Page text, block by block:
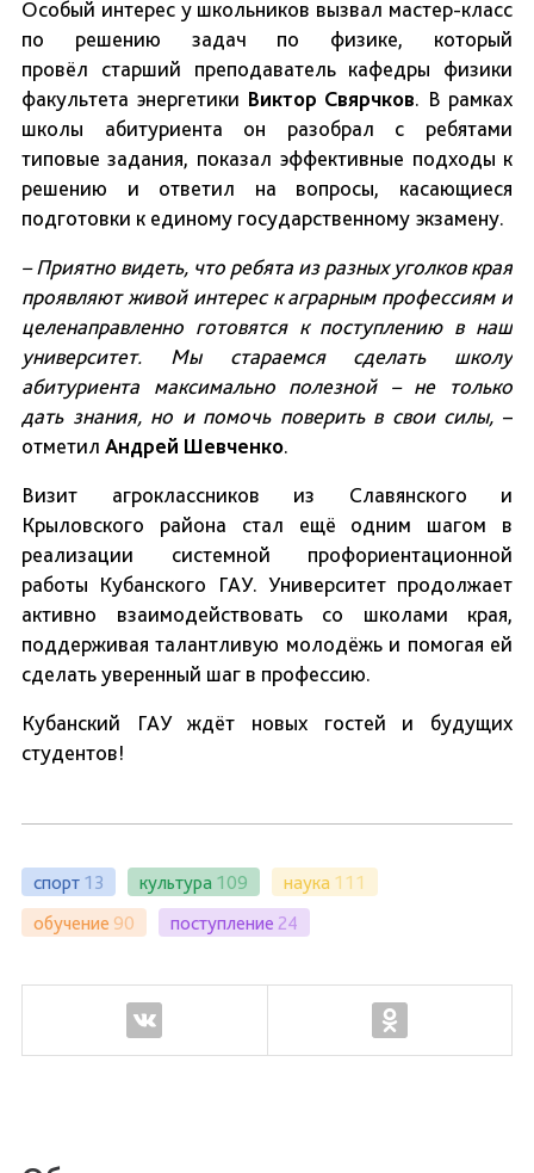
Особый интерес у школьников вызвал мастер-класс
по решению задач по физике, который
провёл старший преподаватель кафедры физики
факультета энергетики Виктор Свярчков. В рамках
школы абитуриента он разобрал с ребятами
типовые задания, показал эффективные подходы к
решению и ответил на вопросы, касающиеся
подготовки к единому государственному экзамену.
– Приятно видеть, что ребята из разных уголков края
проявляют живой интерес к аграрным профессиям и
целенаправленно готовятся к поступлению в наш
университет. Мы стараемся сделать школу
абитуриента максимально полезной – не только
дать знания, но и помочь поверить в свои силы, –
отметил Андрей Шевченко.
Визит агроклассников из Славянского и
Крыловского района стал ещё одним шагом в
реализации системной профориентационной
работы Кубанского ГАУ. Университет продолжает
активно взаимодействовать со школами края,
поддерживая талантливую молодёжь и помогая ей
сделать уверенный шаг в профессию.
Кубанский ГАУ ждёт новых гостей и будущих
студентов!
спорт 13 культура 109 наука 111
обучение 90 поступление 24